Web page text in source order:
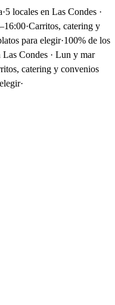
·5 locales en Las Condes ·
·Carritos, catering y
para elegir·100% de los
Las Condes · Lun y mar
catering y convenios
·